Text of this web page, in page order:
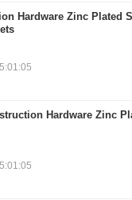
Hardware Zinc Plated
Hardware Zinc